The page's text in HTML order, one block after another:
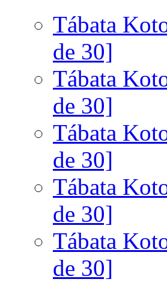
Tábata
de 30]
Tábata
de 30]
Tábata
de 30]
Tábata
de 30]
Tábata
de 30]